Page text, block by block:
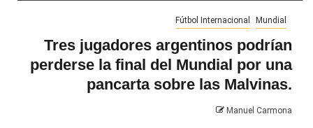
Fútbol Internacional Mundial
Tres jugadores argentinos podrían
perderse la final del Mundial por una
pancarta sobre las Malvinas.
Manuel Carmona